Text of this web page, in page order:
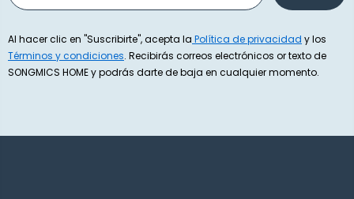
Al hacer clic en "Suscribirte", acepta la Política de privacidad y los
Términos y condiciones. Recibirás correos electrónicos or texto de
SONGMICS HOME y podrás darte de baja en cualquier momento.